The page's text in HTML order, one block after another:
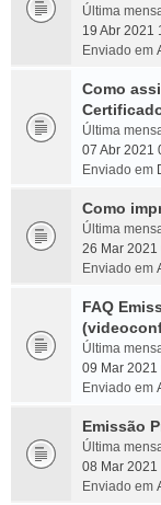
Última
19 Abr 2021
Enviado em
Como
Última
07 Abr 2021
Enviado em
Como
Última
26 Mar 2021
Enviado em
FAQ
Última
09 Mar 2021
Enviado em
Emissão
Última
08 Mar 2021
Enviado em